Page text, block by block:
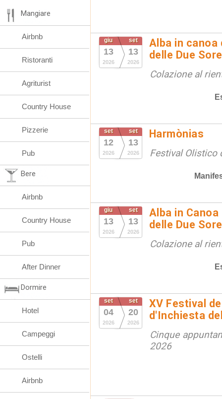
giu
13
2026
set
13
2026
Alba in canoa
delle Due
Colazione al
set
12
2026
set
13
2026
Harmònias
Festival Olistico
giu
13
2026
set
13
2026
Alba in
delle Due
Colazione al
set
04
2026
set
20
2026
XV Festival
d'Inchiesta
Cinque
2026
Mangiare
Airbnb
Ristoranti
Agriturist
Country House
Pizzerie
Pub
Bere
Airbnb
Country House
Pub
After Dinner
Dormire
Hotel
Campeggi
Ostelli
Airbnb